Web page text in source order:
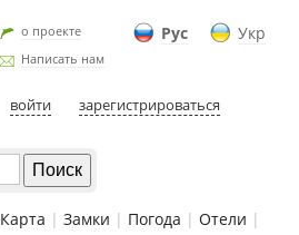
Рус Укр
о проекте
Написать нам
войти зарегистрироваться
Карта | Замки | Погода | Отели |